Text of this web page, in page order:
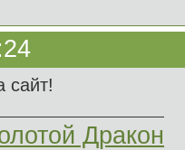
сайт!
Дракон